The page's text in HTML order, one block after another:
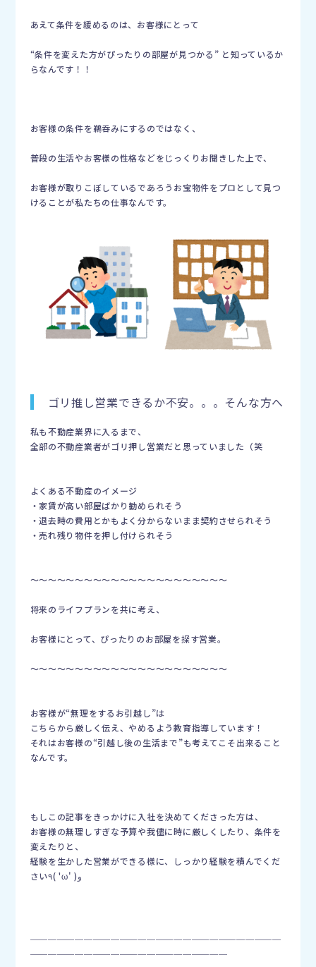
あえて条件を緩めるのは、お客様にとって
“条件を変えた方がぴったりの部屋が見つかる” と知っているか
らなんです！！
お客様の条件を鵜呑みにするのではなく、
普段の生活やお客様の性格などをじっくりお聞きした上で、
お客様が取りこぼしているであろうお宝物件をプロとして見つ
けることが私たちの仕事なんです。
ゴリ推し営業できるか不安。。。そんな方へ
私も不動産業界に入るまで、
全部の不動産業者がゴリ押し営業だと思っていました（笑
よくある不動産のイメージ
・家賃が高い部屋ばかり勧められそう
・退去時の費用とかもよく分からないまま契約させられそう
・売れ残り物件を押し付けられそう
〜〜〜〜〜〜〜〜〜〜〜〜〜〜〜〜〜〜〜〜〜〜
将来のライフプランを共に考え、
お客様にとって、ぴったりのお部屋を探す営業。
〜〜〜〜〜〜〜〜〜〜〜〜〜〜〜〜〜〜〜〜〜〜
お客様が“無理をするお引越し”は
こちらから厳しく伝え、やめるよう教育指導しています！
それはお客様の“引越し後の生活まで”も考えてこそ出来ること
なんです。
もしこの記事をきっかけに入社を決めてくださった方は、
お客様の無理しすぎな予算や我儘に時に厳しくしたり、条件を
変えたりと、
経験を生かした営業ができる様に、しっかり経験を積んでくだ
さい٩( 'ω' )و